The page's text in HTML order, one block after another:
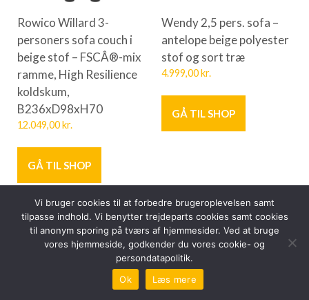
Rowico Willard 3-
personers sofa couch i
beige stof – FSCÂ®-mix
ramme, High Resilience
koldskum,
B236xD98xH70
12.049,00kr.
GÅ TIL SHOP
Wendy 2,5 pers. sofa –
antelope beige polyester
stof og sort træ
4.999,00kr.
GÅ TIL SHOP
Vi bruger cookies til at forbedre brugeroplevelsen samt
tilpasse indhold. Vi benytter trejdeparts cookies samt cookies
til anonym sporing på tværs af hjemmesider. Ved at bruge
vores hjemmeside, godkender du vores cookie- og
persondatapolitik.
Ok
Læs mere